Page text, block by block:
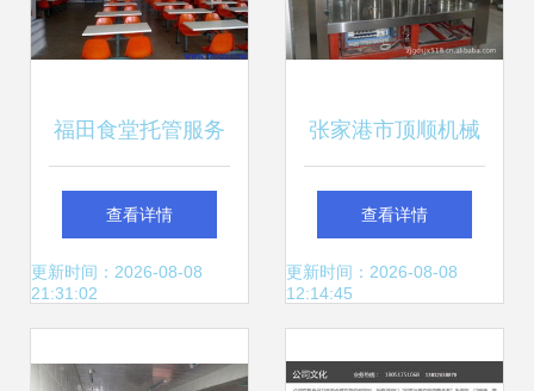
福田食堂托管服务
现代餐饮管理的科
技化解决方案
查看详情
更新时间：2026-08-08
21:31:02
张家港市顶顺机械
厂 食品饮料加工与
餐饮服务设备解决
查看详情
更新时间：2026-08-08
12:14:45